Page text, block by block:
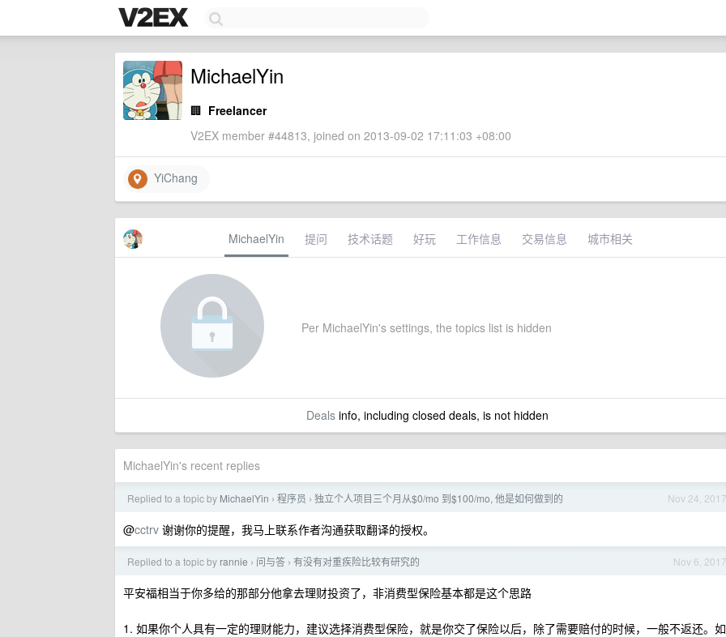
MichaelYin
🏢 Freelancer
V2EX member #44813, joined on 2013-09-02 17:11:03 +08:00
YiChang
MichaelYin 提问 技术话题 好玩 工作信息 交易信息 城市相关
Per MichaelYin's settings, the topics list is hidden
Dealsinfo, including closed deals, is not hidden
MichaelYin's recent replies
Nov 24, 2017
Replied to a topic by MichaelYin › 程序员 › 独立个人项目三个月从$0/mo 到$100/mo, 他是如何做到的
@cctrv 谢谢你的提醒，我马上联系作者沟通获取翻译的授权。
Nov 6, 2017
Replied to a topic by rannie › 问与答 › 有没有对重疾险比较有研究的
平安福相当于你多给的那部分他拿去理财投资了，非消费型保险基本都是这个思路
1. 如果你个人具有一定的理财能力，建议选择消费型保险，就是你交了保险以后，除了需要赔付的时候，一般不返还。如